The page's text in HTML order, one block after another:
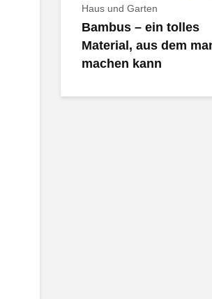
Haus und Garten
Bambus – ein tolles
Material, aus dem
machen kann